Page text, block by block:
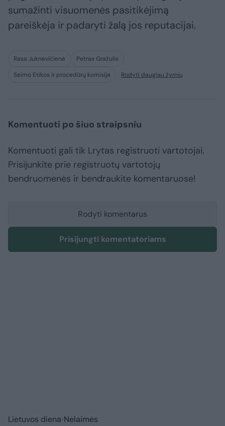
sumažinti visuomenės pasitikėjimą
pareiškėja ir padaryti žalą jos reputacijai.
Rasa Juknevičienė
Petras Gražulis
Seimo Etikos ir procedūrų komisija
Rodyti daugiau žymių
Komentuoti po šiuo straipsniu
Komentuoti gali tik Lrytas registruoti vartotojai.
Prisijunkite prie registruotų vartotojų
bendruomenės ir bendraukite komentaruose!
Rodyti komentarus
Prisijungti komentatoriams
Lietuvos diena Nelaimės